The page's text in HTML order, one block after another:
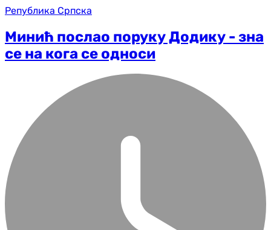
Република Српска
Минић послао поруку Додику - зна
се на кога се односи